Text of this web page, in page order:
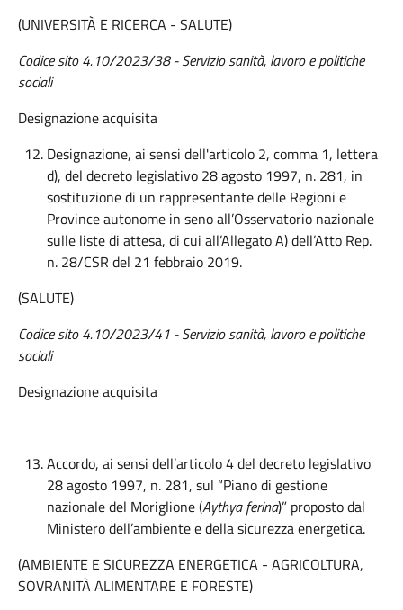
(UNIVERSITÀ E RICERCA - SALUTE)
Codice sito 4.10/2023/38- Servizio sanità, lavoro e politiche
sociali
Designazione acquisita
Designazione, ai sensi dell'articolo 2, comma 1, lettera
d), del decreto legislativo 28 agosto 1997, n. 281, in
sostituzione di un rappresentante delle Regioni e
Province autonome in seno all’Osservatorio nazionale
sulle liste di attesa, di cui all’Allegato A) dell’Atto Rep.
n. 28/CSR del 21 febbraio 2019.
(SALUTE)
Codice sito 4.10/2023/41 - Servizio sanità, lavoro e politiche
sociali
Designazione acquisita
Accordo, ai sensi dell’articolo 4 del decreto legislativo
28 agosto 1997, n. 281, sul “Piano di gestione
nazionale del Moriglione (Aythya ferina)” proposto dal
Ministero dell’ambiente e della sicurezza energetica.
(AMBIENTE E SICUREZZA ENERGETICA - AGRICOLTURA,
SOVRANITÀ ALIMENTARE E FORESTE)